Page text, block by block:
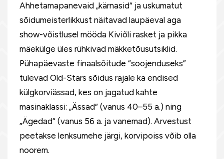
Ahhetamapanevaid „kärnasid“ ja uskumatut
sõidumeisterlikkust näitavad laupäeval aga
show-võistlusel mööda Kiviõli rasket ja pikka
mäekülge üles rühkivad mäkketõusutsiklid.
Pühapäevaste finaalsõitude “soojenduseks”
tulevad Old-Stars sõidus rajale ka endised
külgkorviässad, kes on jagatud kahte
masinaklassi: „Ässad“ (vanus 40–55 a.) ning
„Ägedad“ (vanus 56 a. ja vanemad). Arvestust
peetakse lenksumehe järgi, korvipoiss võib olla
noorem.